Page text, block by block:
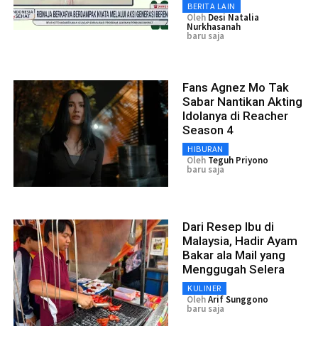
BERITA LAIN
Oleh Desi Natalia
Nurkhasanah
baru saja
Fans Agnez Mo Tak
Sabar Nantikan Akting
Idolanya di Reacher
Season 4
HIBURAN
Oleh Teguh Priyono
baru saja
Dari Resep Ibu di
Malaysia, Hadir Ayam
Bakar ala Mail yang
Menggugah Selera
KULINER
OlehArif Sunggono
baru saja